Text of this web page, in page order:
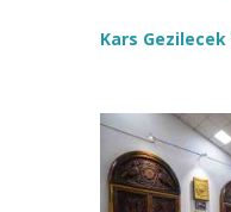
Kars Gezilecek